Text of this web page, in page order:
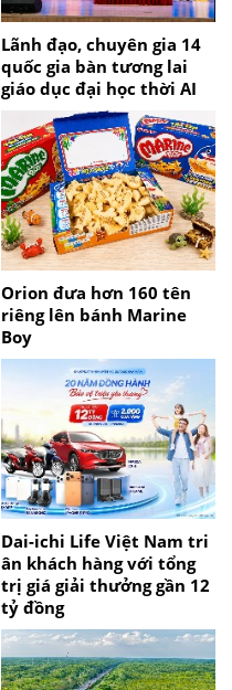
Lãnh đạo, chuyên gia 14
quốc gia bàn tương lai
giáo dục đại học thời AI
Orion đưa hơn 160 tên
riêng lên bánh Marine
Boy
Dai-ichi Life Việt Nam tri
ân khách hàng với tổng
trị giá giải thưởng gần 12
tỷ đồng